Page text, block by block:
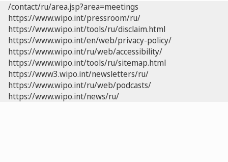
/contact/ru/area.jsp?area=meetings
https://www.wipo.int/pressroom/ru/
https://www.wipo.int/tools/ru/disclaim.html
https://www.wipo.int/en/web/privacy-policy/
https://www.wipo.int/ru/web/accessibility/
https://www.wipo.int/tools/ru/sitemap.html
https://www3.wipo.int/newsletters/ru/
https://www.wipo.int/ru/web/podcasts/
https://www.wipo.int/news/ru/